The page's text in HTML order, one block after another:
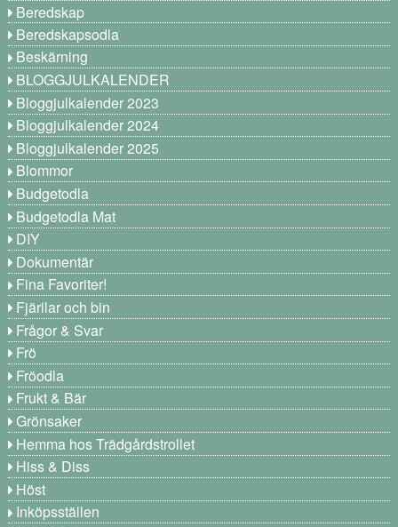
Beredskap
Beredskapsodla
Beskärning
BLOGGJULKALENDER
Bloggjulkalender 2023
Bloggjulkalender 2024
Bloggjulkalender 2025
Blommor
Budgetodla
Budgetodla Mat
DIY
Dokumentär
Fina Favoriter!
Fjärilar och bin
Frågor & Svar
Frö
Fröodla
Frukt & Bär
Grönsaker
Hemma hos Trädgårdstrollet
Hiss & Diss
Höst
Inköpsställen